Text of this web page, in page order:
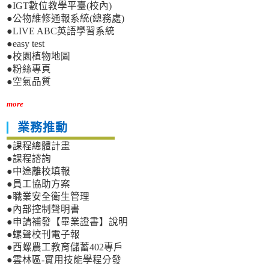
●IGT數位教學平臺(校內)
●公物維修通報系統(總務處)
●LIVE ABC英語學習系統
●easy test
●校園植物地圖
●粉絲專頁
●空氣品質
more
業務推動
●課程總體計畫
●課程諮詢
●中途離校填報
●員工協助方案
●職業安全衛生管理
●內部控制聲明書
●申請補發【畢業證書】說明
●螺聲校刊電子報
●西螺農工教育儲蓄402專戶
●雲林區-實用技能學程分發